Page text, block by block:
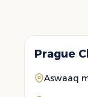
Prague
Aswaaq